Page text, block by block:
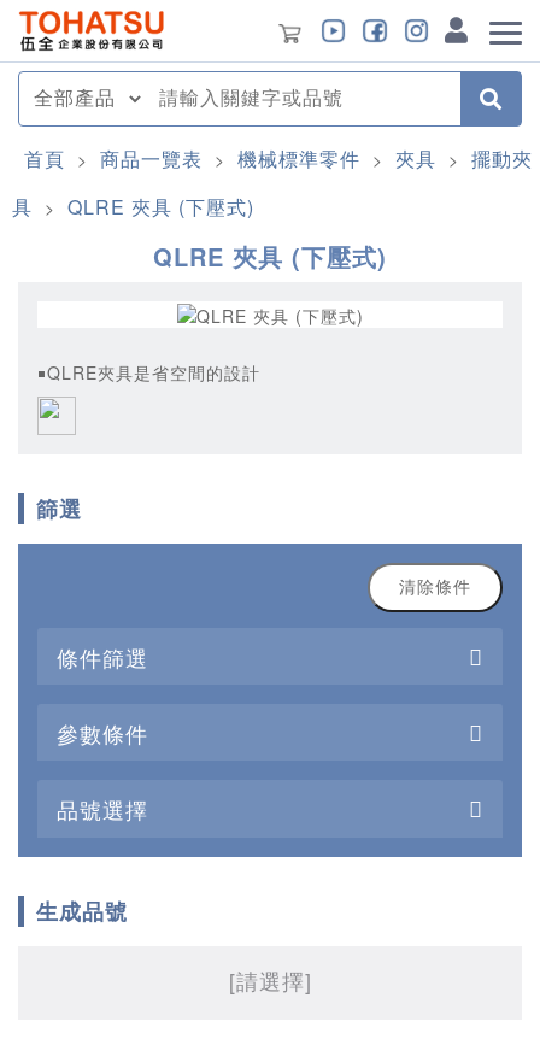
首頁 > 商品一覽表 > 機械標準零件 > 夾具 > 擺動夾
具 > QLRE 夾具 (下壓式)
QLRE 夾具 (下壓式)
￭QLRE夾具是省空間的設計
篩選
清除條件
條件篩選
參數條件
品號選擇
生成品號
[請選擇]